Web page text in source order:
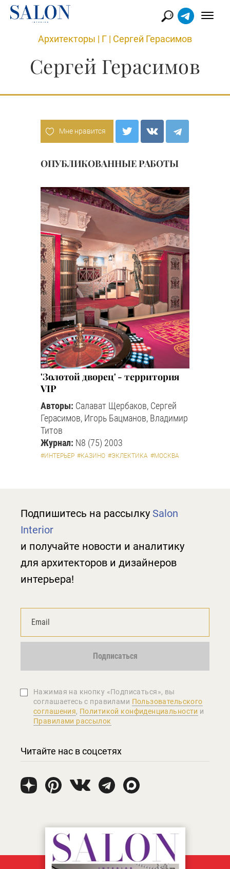
Архитекторы | Г | Сергей Герасимов
Сергей Герасимов
Мне нравится
ОПУБЛИКОВАННЫЕ РАБОТЫ
'Золотой дворец' - территория
VIP
Авторы: Салават Щербаков, Сергей
Герасимов, Игорь Бацманов, Владимир
Титов
Журнал: N8 (75) 2003
#ИНТЕРЬЕР #КАЗИНО #ЭКЛЕКТИКА #МОСКВА
Подпишитесь на рассылку Salon
Interior
и получайте новости и аналитику
для архитекторов и дизайнеров
интерьера!
Подписаться
Нажимая на кнопку «Подписаться», вы
соглашаетеcь с правилами Пользовательского
соглашения, Политикой конфиденциальности и
Правилами рассылок
Читайте нас в соцсетях